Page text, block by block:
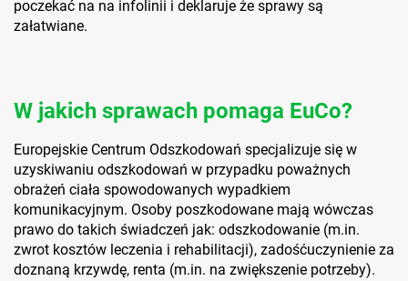
poczekać na na infolinii i deklaruje że sprawy są
załatwiane.
W jakich sprawach pomaga EuCo?
Europejskie Centrum Odszkodowań specjalizuje się w
uzyskiwaniu odszkodowań w przypadku poważnych
obrażeń ciała spowodowanych wypadkiem
komunikacyjnym. Osoby poszkodowane mają wówczas
prawo do takich świadczeń jak: odszkodowanie (m.in.
zwrot kosztów leczenia i rehabilitacji), zadośćuczynienie za
doznaną krzywdę, renta (m.in. na zwiększenie potrzeby).